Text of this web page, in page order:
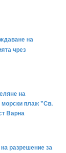
на
чрез
на
морски плаж "Св.
Варна
разрешение за